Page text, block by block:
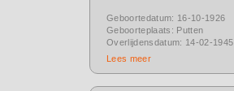
Geboortedatum: 16-10-1926
Geboorteplaats: Putten
Overlijdensdatum: 14-02-1945
Lees meer